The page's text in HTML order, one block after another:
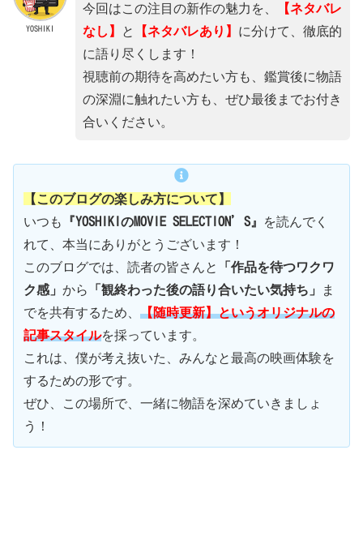
YOSHIKI
今回はこの注目の新作の魅力を、
【ネタバレ
なし】
と 【ネタバレあり】 に分けて、徹底的
に語り尽くします！
視聴前の期待を高めたい方も、鑑賞後に物語
の深淵に触れたい方も、ぜひ最後までお付き
合いください。
【このブログの楽しみ方について】
いつも
『YOSHIKIのMOVIE SELECTION’S』
を読んでく
れて、本当にありがとうございます！
このブログでは、読者の皆さんと
「作品を待つワクワ
ク感」 から 「観終わった後の語り合いたい気持ち」
ま
でを共有するため、 【随時更新】というオリジナルの
記事スタイルを採っています。
これは、僕が考え抜いた、みんなと最高の映画体験を
するための形です。
ぜひ、この場所で、一緒に物語を深めていきましょ
う！